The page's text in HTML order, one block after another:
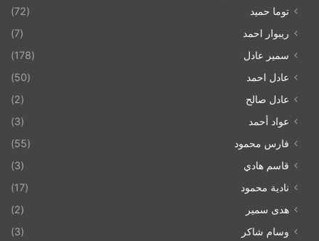
توما حميد
(72)
ريبوار احمد
(7)
سمير عادل
(178)
عادل احمد
(50)
عادل صالح
(2)
عواد أحمد
(3)
فارس محمود
(55)
قاسم هادي
(3)
نادية محمود
(17)
هدى سمير
(2)
وسام شاكر
(3)